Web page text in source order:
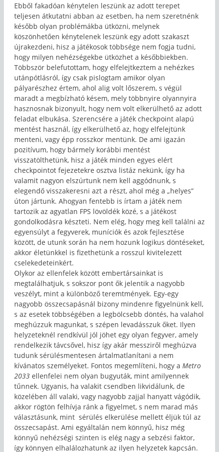
Ebből fakadóan kénytelen leszünk az adott terepet
teljesen átkutatni abban az esetben, ha nem szeretnénk
később olyan problémákba ütközni, melynek
köszönhetően kénytelenek leszünk egy adott szakaszt
újrakezdeni, hisz a játékosok többsége nem fogja tudni,
hogy milyen nehézségekbe ütközhet a későbbiekben.
Többször belefutottam, hogy elfelejtkeztem a nehézkes
utánpótlásról, így csak pislogtam amikor olyan
pályarészhez értem, ahol alig volt lőszerem, s végül
maradt a megbízható késem, mely többnyire olyannyira
hasznosnak bizonyult, hogy nem volt elkerülhető az adott
feladat elbukása. Szerencsére a játék checkpoint alapú
mentést használ, így elkerülhető az, hogy elfelejtünk
menteni, vagy épp rosszkor mentünk. De ami igazán
pozitívum, hogy bármely korábbi mentést
visszatölthetünk, hisz a játék minden egyes elért
checkpointot fejezetekre osztva listáz nekünk, így ha
valamit nagyon elszúrtunk nem kell aggódnunk, s
elegendő visszakeresni azt a részt, ahol még a „helyes”
úton jártunk. Ahogyan fentebb is írtam a játék nem
tartozik az agyatlan FPS lövöldék közé, s a játékost
gondolkodásra készteti. Nem elég, hogy meg kell találni az
egyensúlyt a fegyverek, muníciók és azok fejlesztése
között, de utunk során ha nem hozunk logikus döntéseket,
akkor életünkkel is fizethetünk a rosszul kivitelezett
cselekedeteinkért.
Olykor az ellenfelek között embertársainkat is
megtalálhatjuk, s sokszor pont ők jelentik a nagyobb
veszélyt, mint a különböző teremtmények. Egy-egy
nagyobb összecsapásnál bizony mindenre figyelnünk kell,
s az esetek többségében a legbölcsebb döntés, ha valahol
meghúzzuk magunkat, s szépen levadásszuk őket. Ilyen
helyzeteknél rendkívül jól jöhet egy olyan fegyver, amely
rendelkezik távcsővel, hisz így akár messziről meghúzva
tudunk sérülésmentesen ártalmatlanítani a nem
kívánatos személyeket. Fontos megemlíteni, hogy a Metro
2033 ellenfelei nem olyan bugyuták, mint amilyennek
tűnnek. Ugyanis, ha valakit csendben likvidálunk, de
közelében áll valaki, vagy nagyobb zajjal hanyatt vágódik,
akkor rögtön felhívja ránk a figyelmet, s nem marad más
választásunk, mint sérülés elkerülése mellett éljük túl az
összecsapást. Ami egyáltalán nem könnyű, hisz még
könnyű nehézségi szinten is elég nagy a sebzési faktor,
így könnyen elhalálozhatunk az ilyen helyzetek kapcsán.